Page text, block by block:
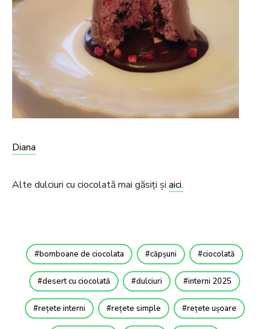
Diana
Alte dulciuri cu ciocolată mai găsiți și aici.
bomboane de ciocolata căpșuni ciocolată
desert cu ciocolată dulciuri interni 2025
rețete interni rețete simple rețete ușoare